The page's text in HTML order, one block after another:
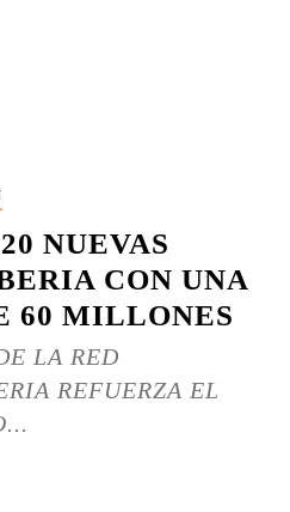
NUEVAS
CON UNA
60 MILLONES
LA RED
REFUERZA EL